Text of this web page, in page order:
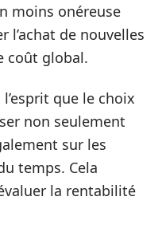
moins onéreuse
l’achat de nouvelles
coût global.
que le choix
non seulement
sur les
temps. Cela
la rentabilité